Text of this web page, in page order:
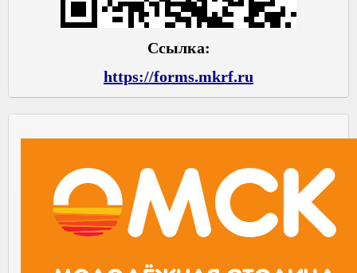
Ссылка:
https://forms.mkrf.ru